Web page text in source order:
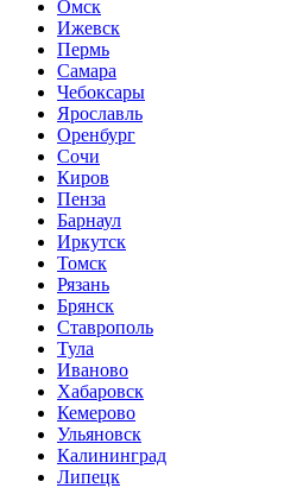
Омск
Ижевск
Пермь
Самара
Чебоксары
Ярославль
Оренбург
Сочи
Киров
Пенза
Барнаул
Иркутск
Томск
Рязань
Брянск
Ставрополь
Тула
Иваново
Хабаровск
Кемерово
Ульяновск
Калининград
Липецк